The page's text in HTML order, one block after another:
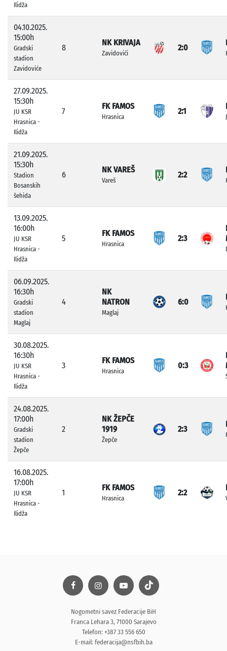
Ilidža
04.10.2025.
15:00h
Gradski
stadion
Zavidoviće
8
NK KRIVAJA
Zavidovići
2:0
27.09.2025.
15:30h
JU KSR
Hrasnica -
Ilidža
7
FK FAMOS
Hrasnica
2:1
21.09.2025.
15:30h
Stadion
Bosanskih
šehida
6
NK VAREŠ
Vareš
2:2
13.09.2025.
16:00h
JU KSR
Hrasnica -
Ilidža
5
FK FAMOS
Hrasnica
2:3
06.09.2025.
16:30h
Gradski
stadion
Maglaj
4
NK
NATRON
Maglaj
6:0
30.08.2025.
16:30h
JU KSR
Hrasnica -
Ilidža
3
FK FAMOS
Hrasnica
0:3
24.08.2025.
17:00h
Gradski
stadion
Žepče
2
NK ŽEPČE
1919
Žepče
2:3
16.08.2025.
17:00h
JU KSR
Hrasnica -
Ilidža
1
FK FAMOS
Hrasnica
2:2
Nogometni savez Federacije BiH
Franca Lehara 3, 71000 Sarajevo
Telefon: +387 33 556 650
E-mail: federacija@nsfbih.ba